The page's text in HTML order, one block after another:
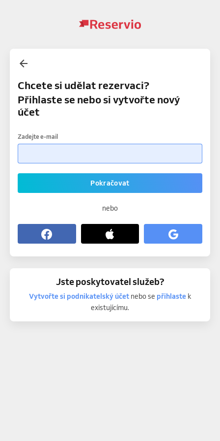
Chcete si udělat rezervaci?
Přihlaste se nebo si vytvořte nový
účet
Zadejte e-mail
Pokračovat
nebo
Jste poskytovatel služeb?
Vytvořte si podnikatelský účetnebo se přihlastek
existujícímu.